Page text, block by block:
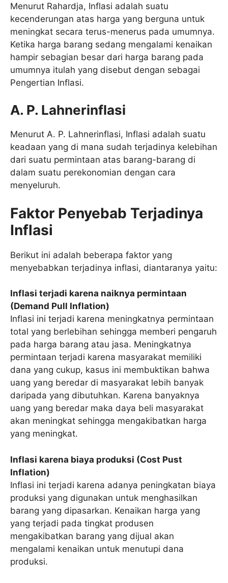
Menurut Rahardja, Inflasi adalah suatu
kecenderungan atas harga yang berguna untuk
meningkat secara terus-menerus pada umumnya.
Ketika harga barang sedang mengalami kenaikan
hampir sebagian besar dari harga barang pada
umumnya itulah yang disebut dengan sebagai
Pengertian Inflasi.
A. P. Lahnerinflasi
Menurut A. P. Lahnerinflasi, Inflasi adalah suatu
keadaan yang di mana sudah terjadinya kelebihan
dari suatu permintaan atas barang-barang di
dalam suatu perekonomian dengan cara
menyeluruh.
Faktor Penyebab Terjadinya
Inflasi
Berikut ini adalah beberapa faktor yang
menyebabkan terjadinya inflasi, diantaranya yaitu:
Inflasi terjadi karena naiknya permintaan
(Demand Pull Inflation)
Inflasi ini terjadi karena meningkatnya permintaan
total yang berlebihan sehingga memberi pengaruh
pada harga barang atau jasa. Meningkatnya
permintaan terjadi karena masyarakat memiliki
dana yang cukup, kasus ini membuktikan bahwa
uang yang beredar di masyarakat lebih banyak
daripada yang dibutuhkan. Karena banyaknya
uang yang beredar maka daya beli masyarakat
akan meningkat sehingga mengakibatkan harga
yang meningkat.
Inflasi karena biaya produksi (Cost Pust
Inflation)
Inflasi ini terjadi karena adanya peningkatan biaya
produksi yang digunakan untuk menghasilkan
barang yang dipasarkan. Kenaikan harga yang
yang terjadi pada tingkat produsen
mengakibatkan barang yang dijual akan
mengalami kenaikan untuk menutupi dana
produksi.